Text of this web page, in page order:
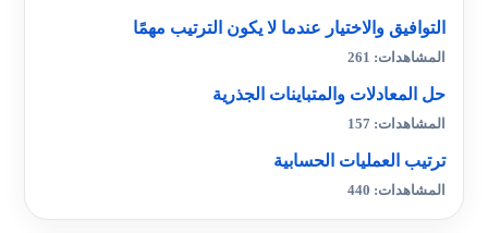
التوافيق والاختيار عندما لا يكون الترتيب مهمًا
المشاهدات: 261
حل المعادلات والمتباينات الجذرية
المشاهدات: 157
ترتيب العمليات الحسابية
المشاهدات: 440